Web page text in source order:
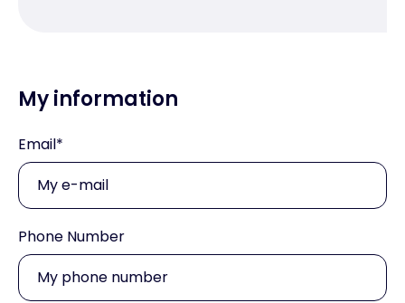
My information
Email*
Phone Number